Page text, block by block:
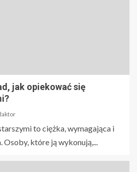
jak opiekować się
to ciężka, wymagająca i
Osoby, które ją wykonują,...